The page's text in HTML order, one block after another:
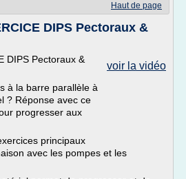
Haut de page
DIPS Pectoraux &
voir la vidéo
DIPS Pectoraux &
à la barre parallèle à
? Réponse avec ce
progresser aux
principaux
avec les pompes et les